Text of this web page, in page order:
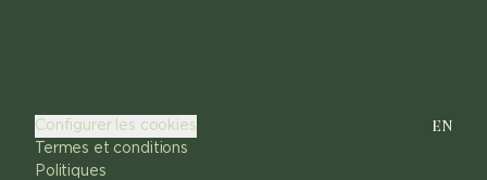
Configurer les cookies
Termes et conditions
Politiques
EN